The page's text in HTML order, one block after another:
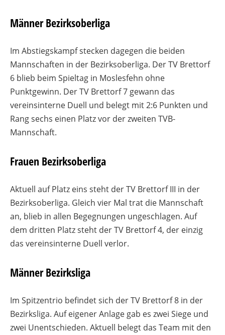
Männer Bezirksoberliga
Im Abstiegskampf stecken dagegen die beiden
Mannschaften in der Bezirksoberliga. Der TV Brettorf
6 blieb beim Spieltag in Moslesfehn ohne
Punktgewinn. Der TV Brettorf 7 gewann das
vereinsinterne Duell und belegt mit 2:6 Punkten und
Rang sechs einen Platz vor der zweiten TVB-
Mannschaft.
Frauen Bezirksoberliga
Aktuell auf Platz eins steht der TV Brettorf III in der
Bezirksoberliga. Gleich vier Mal trat die Mannschaft
an, blieb in allen Begegnungen ungeschlagen. Auf
dem dritten Platz steht der TV Brettorf 4, der einzig
das vereinsinterne Duell verlor.
Männer Bezirksliga
Im Spitzentrio befindet sich der TV Brettorf 8 in der
Bezirksliga. Auf eigener Anlage gab es zwei Siege und
zwei Unentschieden. Aktuell belegt das Team mit den